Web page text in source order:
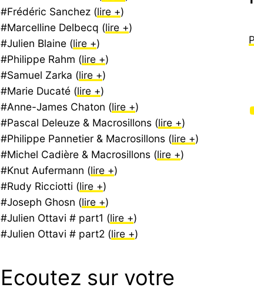
#Frédéric Sanchez (lire +)
#Marcelline Delbecq (lire +)
#Julien Blaine (lire +)
#Philippe Rahm (lire +)
#Samuel Zarka (lire +)
#Marie Ducaté (lire +)
#Anne-James Chaton (lire +)
#Pascal Deleuze & Macrosillons (lire +)
#Philippe Pannetier & Macrosillons (lire +)
#Michel Cadière & Macrosillons (lire +)
#Knut Aufermann (lire +)
#Rudy Ricciotti (lire +)
#Joseph Ghosn (lire +)
#Julien Ottavi # part1 (lire +)
#Julien Ottavi # part2 (lire +)
Ecoutez sur votre